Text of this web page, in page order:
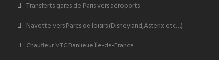
Transferts gares de Paris vers aéroports
Navette vers Parcs de loisirs (Disneyland,Asterix etc…)
Chauffeur VTC Banlieue Île-de-France